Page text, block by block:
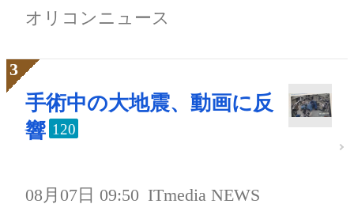
オリコンニュース
手術中の大地震、動画に反
響 120
08月07日 09:50 ITmedia NEWS